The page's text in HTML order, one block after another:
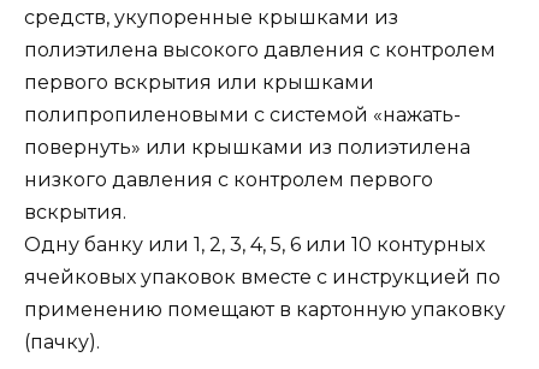
средств, укупоренные крышками из
полиэтилена высокого давления с контролем
первого вскрытия или крышками
полипропиленовыми с системой «нажать-
повернуть» или крышками из полиэтилена
низкого давления с контролем первого
вскрытия.
Одну банку или 1, 2, 3, 4, 5, 6 или 10 контурных
ячейковых упаковок вместе с инструкцией по
применению помещают в картонную упаковку
(пачку).